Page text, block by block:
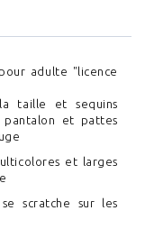
adulte "licence
taille et sequins
et pattes
et larges
scratche sur les